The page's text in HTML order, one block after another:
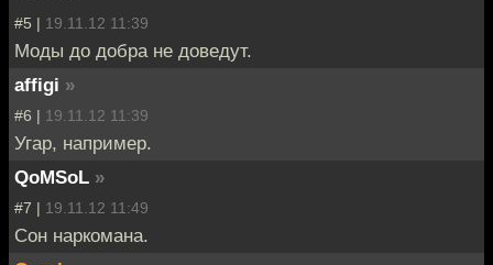
#5 | 19.11.12 11:39
Моды до добра не доведут.
affigi »
#6 | 19.11.12 11:39
Угар, например.
QoMSoL »
#7 | 19.11.12 11:49
Сон наркомана.